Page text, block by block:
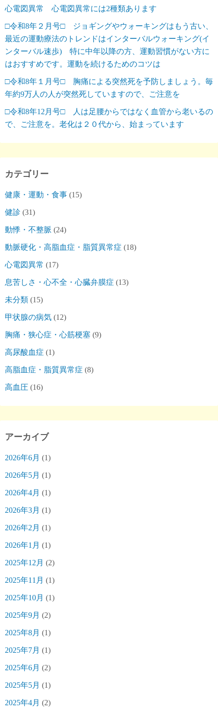
心電図異常 心電図異常には2種類あります
□令和8年２月号□ ジョギングやウォーキングはもう古い、
最近の運動療法のトレンドはインターバルウォーキング(イ
ンターバル速歩) 特に中年以降の方、運動習慣がない方に
はおすすめです。運動を続けるためのコツは
□令和8年１月号□ 胸痛による突然死を予防しましょう。毎
年約9万人の人が突然死していますので、ご注意を
□令和8年12月号□ 人は足腰からではなく血管から老いるの
で、ご注意を。老化は２０代から、始まっています
カテゴリー
健康・運動・食事 (15)
健診 (31)
動悸・不整脈 (24)
動脈硬化・高脂血症・脂質異常症 (18)
心電図異常 (17)
息苦しさ・心不全・心臓弁膜症 (13)
未分類 (15)
甲状腺の病気 (12)
胸痛・狭心症・心筋梗塞 (9)
高尿酸血症 (1)
高脂血症・脂質異常症 (8)
高血圧 (16)
アーカイブ
2026年6月 (1)
2026年5月 (1)
2026年4月 (1)
2026年3月 (1)
2026年2月 (1)
2026年1月 (1)
2025年12月 (2)
2025年11月 (1)
2025年10月 (1)
2025年9月 (2)
2025年8月 (1)
2025年7月 (1)
2025年6月 (2)
2025年5月 (1)
2025年4月 (2)